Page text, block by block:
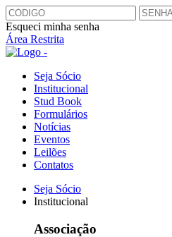
Esqueci minha senha
Área Restrita
Seja Sócio
Institucional
Stud Book
Formulários
Notícias
Eventos
Leilões
Contatos
Seja Sócio
Institucional
Associação